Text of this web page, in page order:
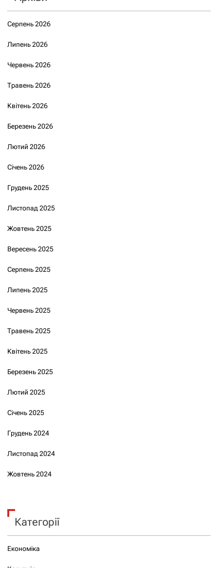
Серпень 2026
Липень 2026
Червень 2026
Травень 2026
Квітень 2026
Березень 2026
Лютий 2026
Січень 2026
Грудень 2025
Листопад 2025
Жовтень 2025
Вересень 2025
Серпень 2025
Липень 2025
Червень 2025
Травень 2025
Квітень 2025
Березень 2025
Лютий 2025
Січень 2025
Грудень 2024
Листопад 2024
Жовтень 2024
Категорії
Економіка